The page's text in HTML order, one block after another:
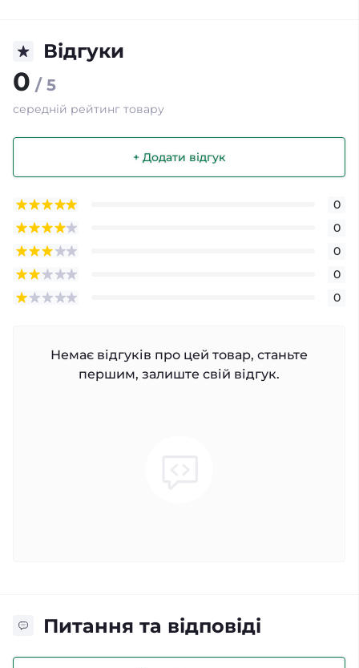
Відгуки
0 / 5
середній рейтинг товару
+ Додати відгук
0
0
0
0
0
Немає відгуків про цей товар, станьте
першим, залиште свій відгук.
Питання та відповіді